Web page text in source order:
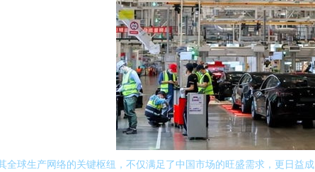
全球生产网络的关键枢纽，不仅满足了中国市场的旺盛需求，更日